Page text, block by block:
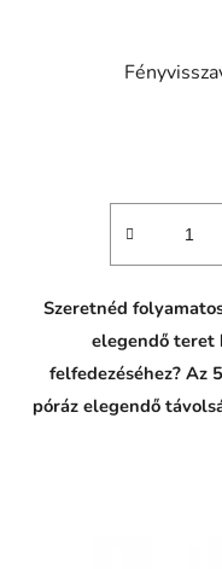
Szeretnéd
elegendő teret
felfedezéséhez? Az
póráz elegendő